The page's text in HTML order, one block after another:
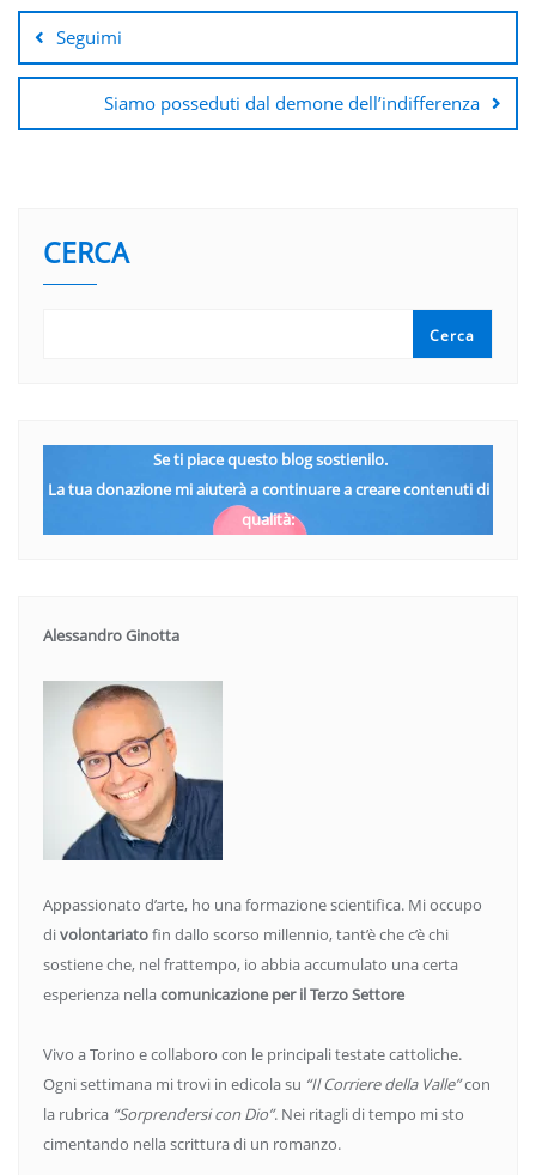
articoli
Seguimi
Siamo posseduti dal demone dell’indifferenza
CERCA
Cerca
Se ti piace questo blog sostienilo.
La tua donazione mi aiuterà a continuare a creare contenuti di
qualità:
Alessandro Ginotta
Appassionato d’arte, ho una formazione scientifica. Mi occupo
divolontariatofin dallo scorso millennio, tant’è che c’è chi
sostiene che, nel frattempo, io abbia accumulato una certa
esperienza nellacomunicazione per il Terzo Settore
Vivo a Torino e collaboro con le principali testate cattoliche.
Ogni settimana mi trovi in edicola su “Il Corriere della Valle”con
la rubrica “Sorprendersi con Dio”. Nei ritagli di tempo mi sto
cimentando nella scrittura di un romanzo.